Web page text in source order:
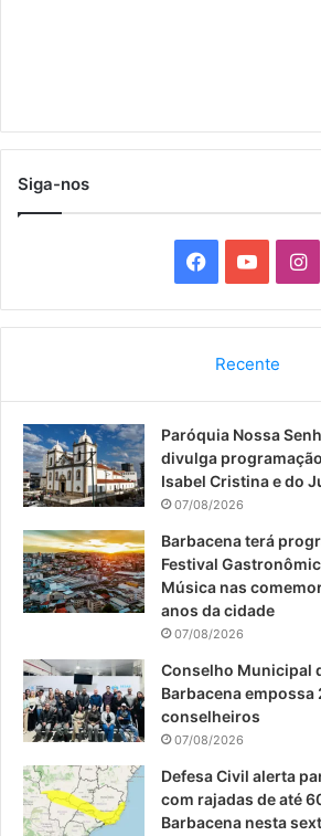
Siga-nos
a
b
o
k
o
u
b
I
n
a
g
a
Recente
Paróquia Nossa
divulga
Isabel Cristina e do
07/08/2026
Barbacena terá
Festival
Música nas
anos da cidade
07/08/2026
Conselho Municipal
Barbacena empossa
conselheiros
07/08/2026
Defesa Civil alerta
com rajadas de até
Barbacena nesta